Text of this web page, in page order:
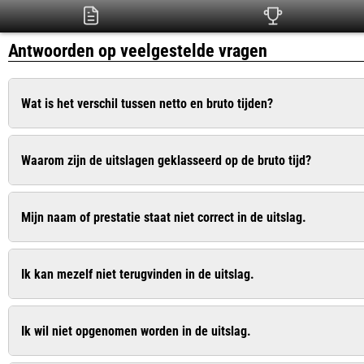
Antwoorden op veelgestelde vragen
Wat is het verschil tussen netto en bruto tijden?
De bruto tijd is de officiële tijd die ingaat op het moment dat
is de zuivere tijd die pas ingaat op het moment dat u de startlijn
Waarom zijn de uitslagen geklasseerd op de bruto tijd?
Dit is conform het wedstrijdreglement van de Atletiekunie. Bij
recreanten wel op de netto tijd geklasseerd. In de uitslag
Mijn naam of prestatie staat niet correct in de uitslag.
Geef dit door aan de organisatie. De contactgegevens vindt u
Ik kan mezelf niet terugvinden in de uitslag.
Geef dit door aan de organisatie. De contactgegevens vindt u
Ik wil niet opgenomen worden in de uitslag.